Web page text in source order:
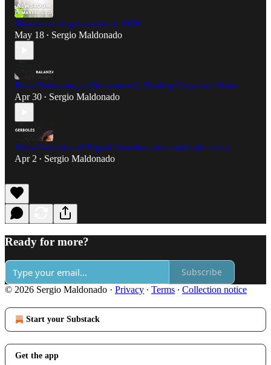
Newsroom de primavera de 2026
May 18 • Sergio Maldonado
Berta Balanzategui (Remastered): Binding Corporate Rules
Apr 30 • Sergio Maldonado
Silvia Gerboles: el Digital Omnibus, otra vuelta de tuerca
Apr 2 • Sergio Maldonado
Ready for more?
Subscribe
© 2026 Sergio Maldonado · Privacy ∙ Terms ∙ Collection notice
Start your Substack
Get the app